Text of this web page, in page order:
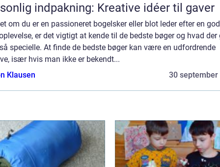
indpakning: Kreative idéer til gaver
om du er en passioneret bogelsker eller blot leder efter en god
er det vigtigt at kende til de bedste bøger og hvad der
specielle. At finde de bedste bøger kan være en udfordrende
især hvis man ikke er bekendt...
Klausen
30 september